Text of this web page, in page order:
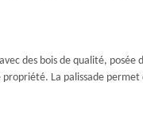
des bois de qualité, posée
La palissade permet